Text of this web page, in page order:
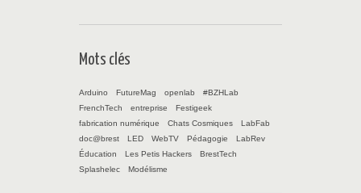
Mots clés
Arduino FutureMag openlab
#BZHLab
FrenchTech
entreprise
Festigeek
fabrication numérique
Chats Cosmiques
LabFab
doc@brest
LED WebTV Pédagogie
LabRev
Éducation
Les Petis Hackers
BrestTech
Splashelec
Modélisme